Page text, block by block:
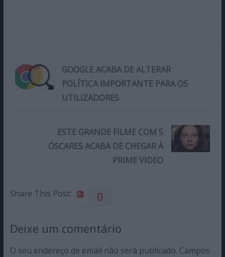
GOOGLE ACABA DE ALTERAR
POLÍTICA IMPORTANTE PARA OS
UTILIZADORES
ESTE GRANDE FILME COM 5
ÓSCARES ACABA DE CHEGAR À
PRIME VIDEO
Share This Post: 0
Deixe um comentário
O seu endereço de email não será publicado. Campos